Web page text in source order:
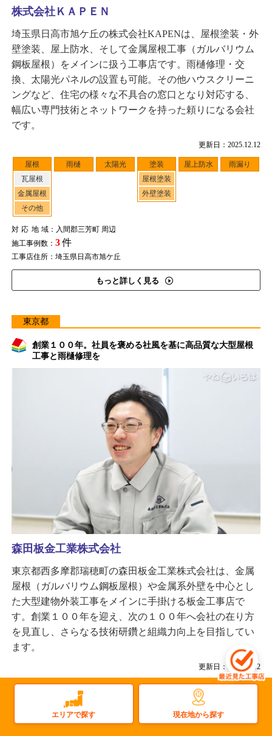
更新日：2025.12.12
屋根
瓦屋根
金属屋根
その他
雨樋 太陽光
塗装
屋根塗装
外壁塗装
屋上防水 雨漏り
対応地域：入間郡三芳町 周辺
施工事例数： 3件
工事店住所：埼玉県日高市旭ケ丘
もっと詳しく見る
株式会社ＫＡＰＥＮ
埼玉県日高市旭ケ丘の株式会社KAPENは、屋根塗装・外
壁塗装、屋上防水、そして金属屋根工事（ガルバリウム
鋼板屋根）をメインに扱う工事店です。雨樋修理・交
換、太陽光パネルの設置も可能。その他ハウスクリーニ
ングなど、住宅の様々な不具合の窓口となり対応する、
幅広い専門技術とネットワークを持った頼りになる会社
です。
東京都
創業１００年。社員を褒める社風を基に高品質な大型屋根
工事と雨樋修理を
更新日：2025.12.12
屋根
雨樋 太陽光
塗装
屋上防水 雨漏り
森田板金工業株式会社
東京都西多摩郡瑞穂町の森田板金工業株式会社は、金属
屋根（ガルバリウム鋼板屋根）や金属系外壁を中心とし
た大型建物外装工事をメインに手掛ける板金工事店で
す。創業１００年を迎え、次の１００年へ会社の在り方
を見直し、さらなる技術研鑽と組織力向上を目指してい
ます。
エリアで探す 現在地から探す